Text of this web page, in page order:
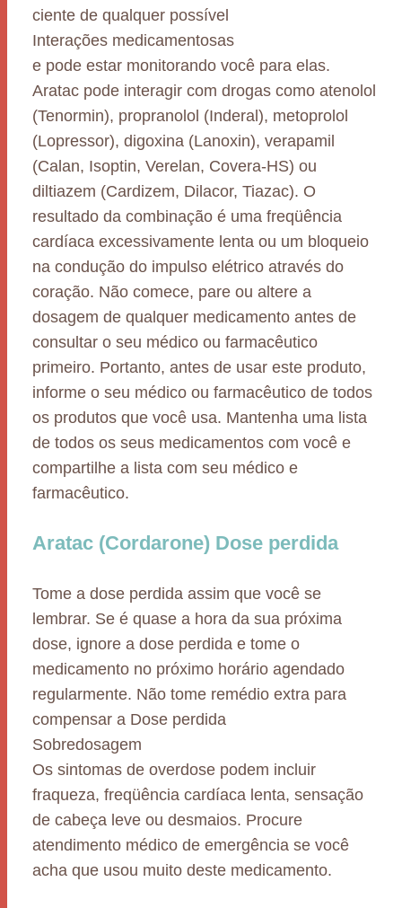
ciente de qualquer possível
Interações medicamentosas
e pode estar monitorando você para elas.
Aratac pode interagir com drogas como atenolol
(Tenormin), propranolol (Inderal), metoprolol
(Lopressor), digoxina (Lanoxin), verapamil
(Calan, Isoptin, Verelan, Covera-HS) ou
diltiazem (Cardizem, Dilacor, Tiazac). O
resultado da combinação é uma freqüência
cardíaca excessivamente lenta ou um bloqueio
na condução do impulso elétrico através do
coração. Não comece, pare ou altere a
dosagem de qualquer medicamento antes de
consultar o seu médico ou farmacêutico
primeiro. Portanto, antes de usar este produto,
informe o seu médico ou farmacêutico de todos
os produtos que você usa. Mantenha uma lista
de todos os seus medicamentos com você e
compartilhe a lista com seu médico e
farmacêutico.
Aratac (Cordarone) Dose perdida
Tome a dose perdida assim que você se
lembrar. Se é quase a hora da sua próxima
dose, ignore a dose perdida e tome o
medicamento no próximo horário agendado
regularmente. Não tome remédio extra para
compensar a Dose perdida
Sobredosagem
Os sintomas de overdose podem incluir
fraqueza, freqüência cardíaca lenta, sensação
de cabeça leve ou desmaios. Procure
atendimento médico de emergência se você
acha que usou muito deste medicamento.